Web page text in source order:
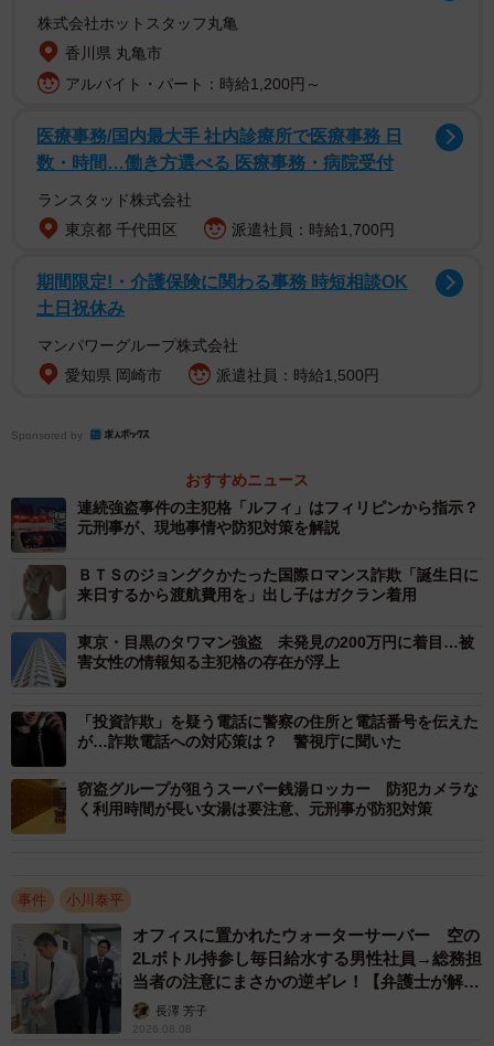
小川氏は、この手口に関して「１０年以上前からの同じ
手口であるが、だまされる者は後を絶たないのが現況であ
ネット社会を横行する詐欺師たち。小川氏は「競馬情報
や出会い系でだまされたと思ってネットを調べると『●●救
済の会』等という名称の組織がありますが、それも詐欺で
等々の名目でお金をだまし取られ二次被害にあっている方
も多いです」と、さらなる犯罪に遭う可能性を説明した。
小川氏は「警察に相談するか、自治体には無料で相談で
期に対応してください」と注意を呼び掛けている。
株式会社ホットスタッフ丸亀
香川県 丸亀市
アルバイト・パート：時給1,200円～
医療事務/国内最大手 社内診療所で医療事務 日
数・時間…働き方選べる 医療事務・病院受付
ランスタッド株式会社
東京都 千代田区
派遣社員：時給1,700円
期間限定!・介護保険に関わる事務 時短相談OK
土日祝休み
マンパワーグループ株式会社
愛知県 岡崎市
派遣社員：時給1,500円
Sponsored by
おすすめニュース
連続強盗事件の主犯格「ルフィ」はフィリピンから指示？
元刑事が、現地事情や防犯対策を解説
ＢＴＳのジョングクかたった国際ロマンス詐欺「誕生日に
来日するから渡航費用を」出し子はガクラン着用
東京・目黒のタワマン強盗 未発見の200万円に着目…被
害女性の情報知る主犯格の存在が浮上
「投資詐欺」を疑う電話に警察の住所と電話番号を伝えた
が…詐欺電話への対応策は？ 警視庁に聞いた
窃盗グループが狙うスーパー銭湯ロッカー 防犯カメラな
く利用時間が長い女湯は要注意、元刑事が防犯対策
事件 小川泰平
オフィスに置かれたウォーターサーバー 空の
2Lボトル持参し毎日給水する男性社員→総務担
当者の注意にまさかの逆ギレ！【弁護士が解
説】長澤 芳子
2026.08.08